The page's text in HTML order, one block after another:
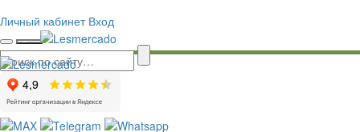
Личный кабинет Вход